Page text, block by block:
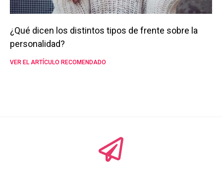
¿Qué dicen los distintos tipos de frente sobre la
personalidad?
VER EL ARTÍCULO RECOMENDADO